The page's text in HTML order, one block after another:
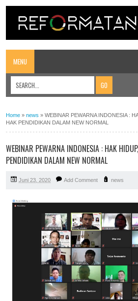
MENU
Home » news » WEBINAR PEWARNA INDONESIA :
HAK PENDIDIKAN DALAM NEW NORMAL
WEBINAR PEWARNA INDONESIA : HAK
PENDIDIKAN DALAM NEW NORMAL
Juni 23, 2020 Add Comment news